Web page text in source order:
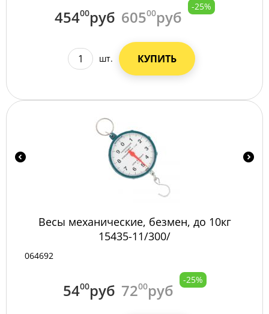
45400руб 60500руб
-25%
шт. КУПИТЬ
Весы механические, безмен, до 10кг
15435-11/300/
064692
5400руб 7200руб
-25%